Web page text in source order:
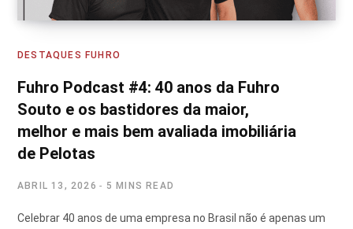
DESTAQUES FUHRO
Fuhro Podcast #4: 40 anos da Fuhro
Souto e os bastidores da maior,
melhor e mais bem avaliada imobiliária
de Pelotas
ABRIL 13, 2026 5 MINS READ
Celebrar 40 anos de uma empresa no Brasil não é apenas um